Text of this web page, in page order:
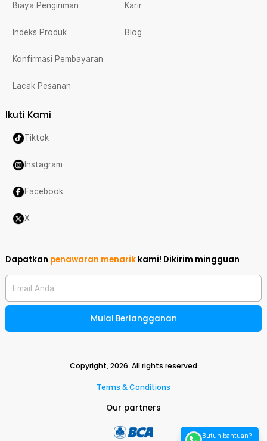
Biaya Pengiriman
Indeks Produk
Konfirmasi Pembayaran
Lacak Pesanan
Karir
Blog
Ikuti Kami
Tiktok
Instagram
Facebook
X
Dapatkan penawaran menarik kami! Dikirim mingguan
Email Anda
Mulai Berlangganan
Copyright,2026. All rights reserved
Terms & Conditions
Our partners
Butuh bantuan?